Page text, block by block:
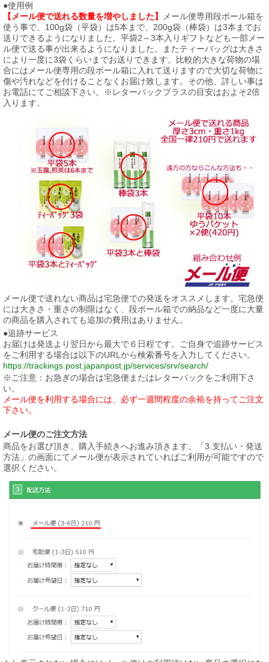
●使用例
【メール便で送れる数量を増やしました】
メール便専用段ボール箱を
使う事で、100g袋（平袋）は5本まで、200g袋（棒袋）は3本までお
送りできるようになりました。平袋2～3本入りギフトなども一部メー
ル便で送る事が出来るようになりました。またティーバッグは大きさ
により一度に3袋くらいまでお送りできます。比較的大きな荷物の場
合にはメール便専用の段ボール箱に入れて送りますので大切な荷物に
傷や汚れなどを付けることなくお届け致します。その他、詳しい事は
お電話にてご相談下さい。※レターパックプラスの目安はおよそ2倍
入ります。
メール便で送れない商品は宅急便での発送をオススメします。宅急便
には大きさ・重さの制限はなく、段ボール箱での納品など一度に大量
の商品を購入されても追加の費用はありません。
●追跡サービス
お届けは発送より翌日から最大で６日程です。ご自身で追跡サービス
をご利用する場合は以下のURLから検索番号を入力してください。
https://trackings.post.japanpost.jp/services/srv/search/
※ご注意：お急ぎの場合は宅急便またはレターパックをご利用下さ
い。
メール便を利用する場合には、必ず一週間程度の余裕を持ってご注文
下さい。
メール便のご注文方法
商品をお選び頂き、購入手続きへお進み頂きます。「3.支払い・発送
方法」の画面にてメール便が表示されていればご利用が可能ですので
選択ください。